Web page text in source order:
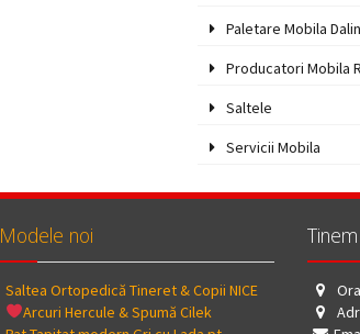
Paletare Mobila Dalin
Producatori Mobila
Saltele
Servicii Mobila
Modele noi
Saltea Ortopedică Tineret & Copii NICE
Arcuri Hercule & Spumă Cilek